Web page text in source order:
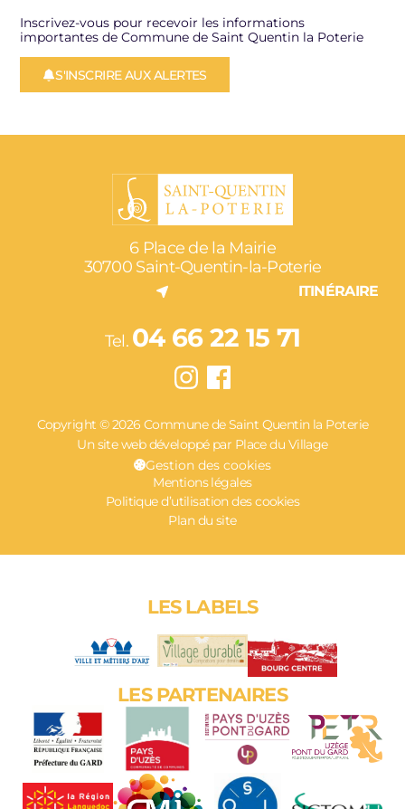
Inscrivez-vous pour recevoir les informations
importantes de Commune de Saint Quentin la Poterie
S'INSCRIRE AUX ALERTES
6 Place de la Mairie
30700 Saint-Quentin-la-Poterie
ITINÉRAIRE
Tel. 04 66 22 15 71
Copyright © 2026 Commune de Saint Quentin la Poterie
Un site web développé par Place du Village
Gestion des cookies
Mentions légales
Politique d’utilisation des cookies
Plan du site
LES LABELS
LES PARTENAIRES